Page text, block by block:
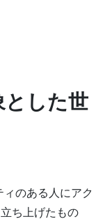
した世
のある人にアク
ち上げたもの